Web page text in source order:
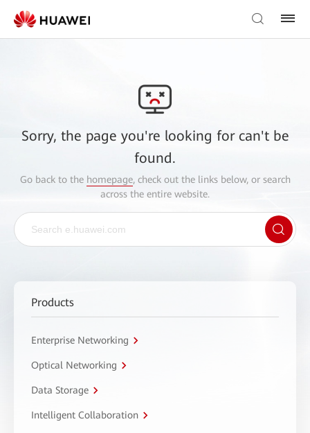
Sorry, the page you're looking for can't be
found.
Go back to the homepage, check out the links below, or search
across the entire website.
Products
Enterprise Networking
Optical Networking
Data Storage
Intelligent Collaboration